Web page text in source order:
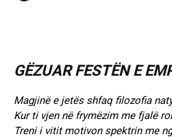
GËZUAR FESTËN E
Magjinë e jetës shfaq filozofia
Kur ti vjen në frymëzim me fjalë
Treni i vitit motivon spektrin me